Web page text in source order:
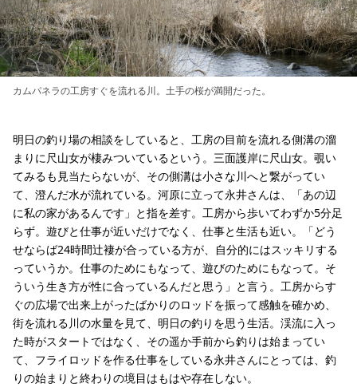
カムパネラの工房すぐを流れる川。土手の桜が満開だった。
明日の釣り場の相談をしていると、工房の目前を流れる側溝の溜
まりに尺山女が棲みついているという。三面護岸に尺山女。覗い
てみるも見当たらないが、その側溝は小さな川へと繋がってい
て、澄んだ水が流れている。河原に立って永井さんは、「あの辺
に私の家があるんです」と指を差す。工房から歩いてわずか5分足
らず。遊びと仕事が近いだけでなく、仕事と生活も近い。「どう
せならば24時間辻褄が合っている方が、自分的にはスッキリする
っていうか。仕事のためにもなって、遊びのためにもなって。そ
ういう生き方が性に合っているんだと思う」と言う。工房からす
ぐの広場で出来上がったばかりのロッドを振って感触を確かめ、
街を流れる川の水量を見て、明日の釣りを思う生活。渓流に入っ
た時がスタートではなく、その遥か手前から釣りは始まってい
て、フライロッドを作る仕事をしている永井さんにとっては、釣
りの始まりと終わりの境目はもはや存在しない。